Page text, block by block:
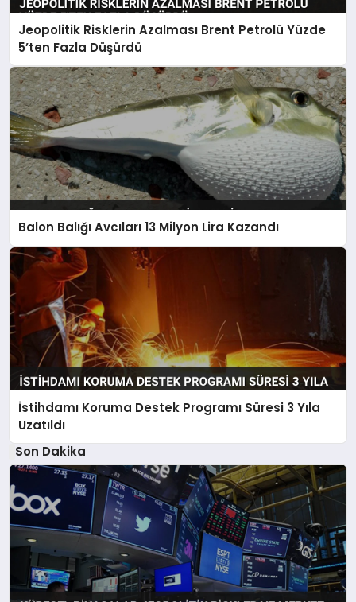
Jeopolitik Risklerin Azalması Brent Petrolü Yüzde
5’ten Fazla Düşürdü
Balon Balığı Avcıları 13 Milyon Lira Kazandı
İstihdamı Koruma Destek Programı Süresi 3 Yıla
Uzatıldı
Son Dakika